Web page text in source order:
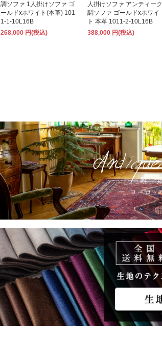
調ソファ 1人掛けソファ ゴ
ールドxホワイト(本革) 101
1-1-10L16B
268,000 円(税込)
人掛けソファ アンティーク
調ソファ ゴールドxホワイ
ト 本革 1011-2-10L16B
388,000 円(税込)